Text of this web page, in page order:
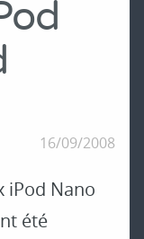
16/09/2008
iPod Nano
été